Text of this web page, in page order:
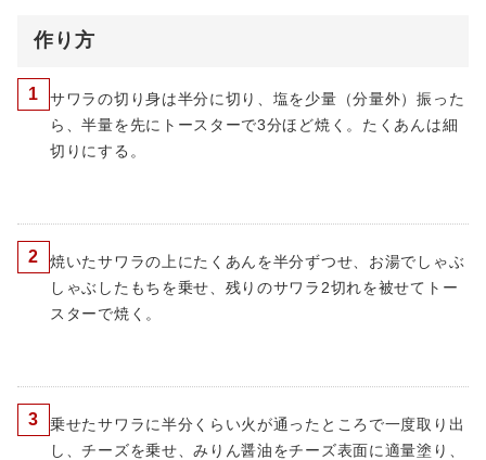
作り方
1
サワラの切り身は半分に切り、塩を少量（分量外）振った
ら、半量を先にトースターで3分ほど焼く。たくあんは細
切りにする。
2
焼いたサワラの上にたくあんを半分ずつせ、お湯でしゃぶ
しゃぶしたもちを乗せ、残りのサワラ2切れを被せてトー
スターで焼く。
3
乗せたサワラに半分くらい火が通ったところで一度取り出
し、チーズを乗せ、みりん醤油をチーズ表面に適量塗り、